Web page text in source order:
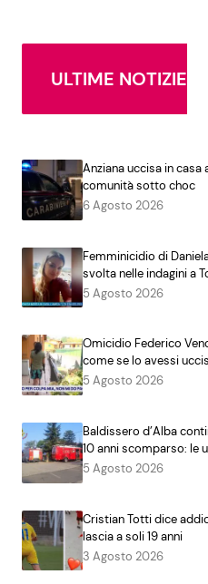
ULTIME NOTIZIE
Anziana uccisa in casa
comunità sotto choc
6 Agosto 2026
Femminicidio di
svolta nelle indagini a
5 Agosto 2026
Omicidio Federico
come se lo avessi
5 Agosto 2026
Baldissero d’Alba
10 anni scomparso: le
5 Agosto 2026
Cristian Totti dice
lascia a soli 19 anni
3 Agosto 2026